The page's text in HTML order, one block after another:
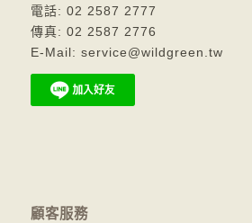
電話: 02 2587 2777
傳真: 02 2587 2776
E-Mail: service@wildgreen.tw
顧客服務